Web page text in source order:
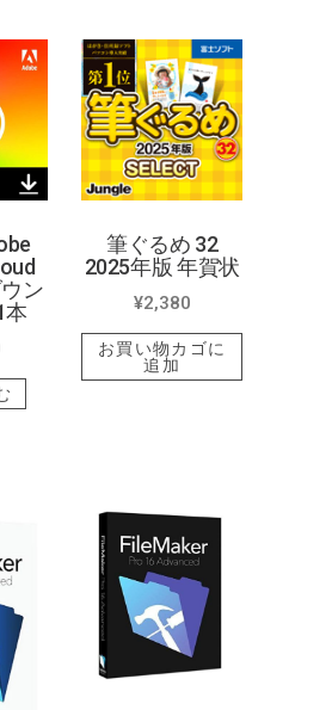
ン
本
筆ぐるめ 32
2025年版 年賀状
¥2,380
お買い物カゴに
追加